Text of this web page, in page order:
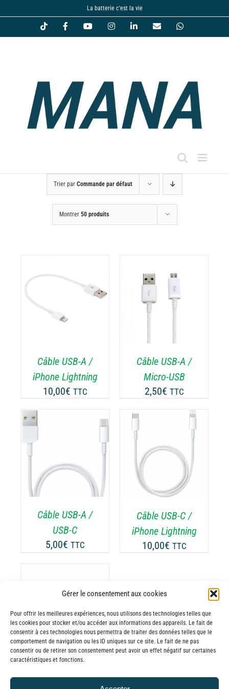
Gérer le consentement aux cookies
Pour offrir les meilleures expériences, nous utilisons des technologies telles que
les cookies pour stocker et/ou accéder aux informations des appareils. Le fait de
consentir à ces technologies nous permettra de traiter des données telles que le
comportement de navigation ou les ID uniques sur ce site. Le fait de ne pas
consentir ou de retirer son consentement peut avoir un effet négatif sur certaines
caractéristiques et fonctions.
au
La batterie c'est la vie
Tiktok FacebookYouTubeInstagramLinkedInEmail WhatsApp
Trier par Commande par défaut
Montrer 50 produits
Câble USB-A /
iPhone Lightning
10,00€ TTC
CHOIX DES
CE
LES
OPTIONS
PEUVENT
ÊTRE
SUR
PRODUIT
DÉTAILS
Câble USB-A /
Micro-USB
2,50€ TTC
Câble USB-A /
USB-C
5,00€ TTC
DÉTAILS
Câble USB-C /
iPhone Lightning
10,00€ TTC